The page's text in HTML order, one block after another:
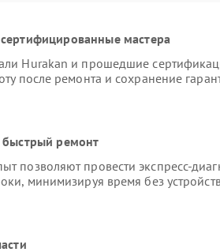
мастера
Hurakan и прошедшие
после ремонта и сохранение
быстрый ремонт
позволяют провести экспресс-
минимизируя время без